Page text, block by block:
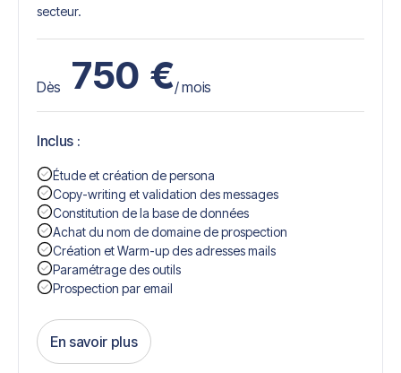
secteur.
Dès 750 €/ mois
Inclus :
Étude et création de persona
Copy-writing et validation des messages
Constitution de la base de données
Achat du nom de domaine de prospection
Création et Warm-up des adresses mails
Paramétrage des outils
Prospection par email
En savoir plus
Get Started